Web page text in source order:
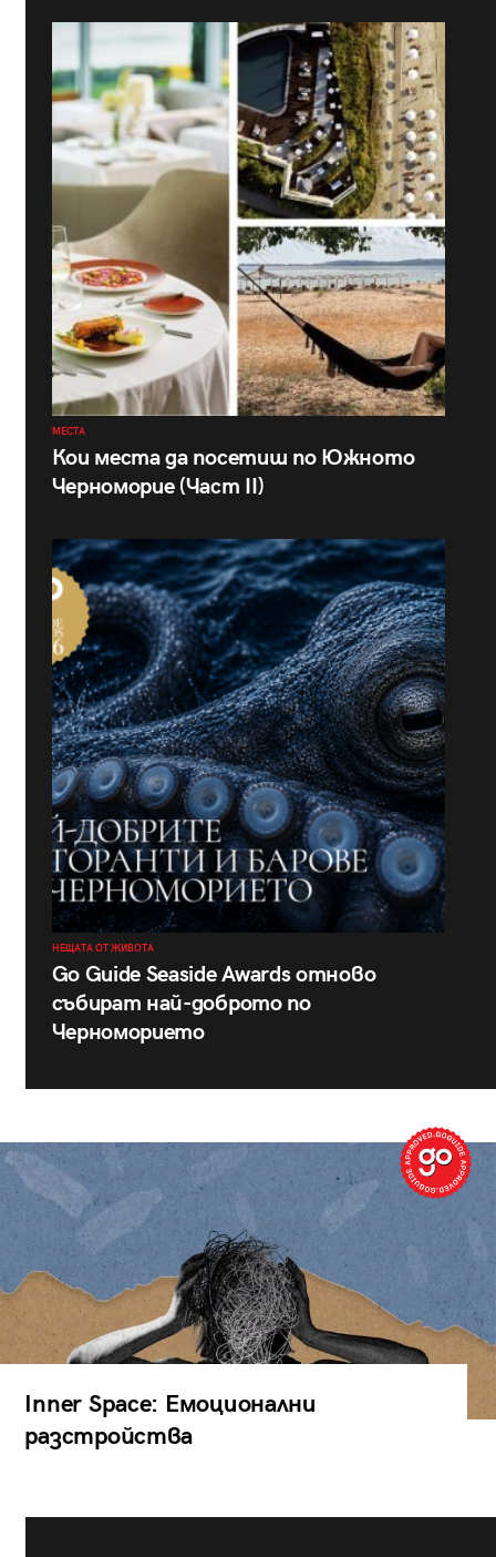
МЕСТА
Кои места да посетиш по Южното
Черноморие (Част II)
НЕЩАТА ОТ ЖИВОТА
Go Guide Seaside Awards отново
събират най-доброто по
Черноморието
Inner Space: Емоционални
разстройства